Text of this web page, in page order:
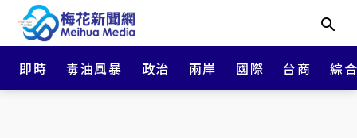
即時 毒油風暴 政治 兩岸 國際 台商 綜